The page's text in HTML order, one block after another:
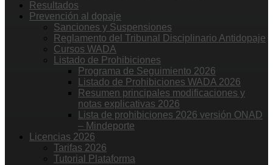
Resultados
Prevención al dopaje
Sanciones y Suspensiones
Reglamento del Tribunal Disciplinario Antidopaje
Cursos WADA
Listado de Prohibiciones
Programa de Seguimiento 2026
Listado de Prohibiciones WADA 2026
Resumen principales modificaciones y
notas explicativas 2026
Lista de prohibiciones 2026 versión ONAD
– Mindeporte
Licencias 2026
Tarifas 2026
Tutorial Plataforma